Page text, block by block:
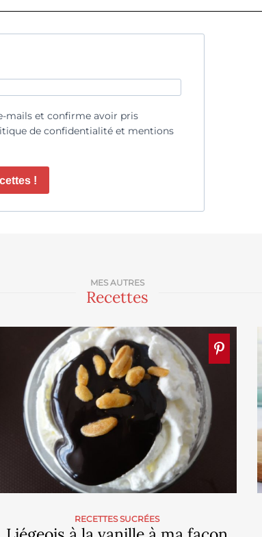
mails et confirme avoir pris
de confidentialité et mentions
!
MES AUTRES
Recettes
RECETTES SUCRÉES